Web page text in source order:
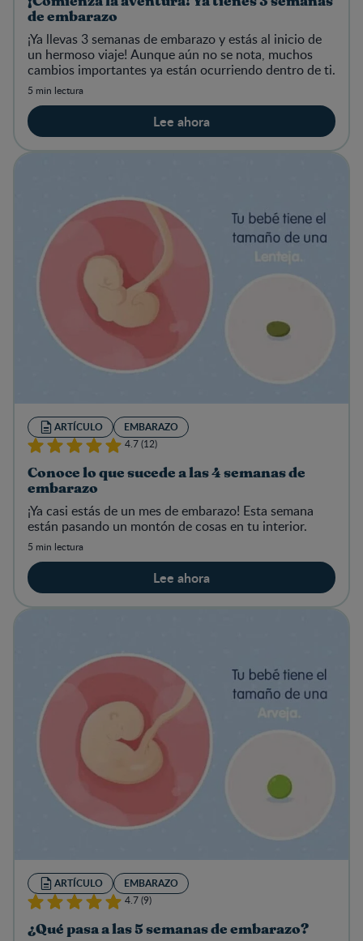
de embarazo
¡Ya llevas 3 semanas de embarazo y estás al inicio de
un hermoso viaje! Aunque aún no se nota, muchos
cambios importantes ya están ocurriendo dentro de ti.
5 min lectura
Lee ahora
ARTÍCULO EMBARAZO
4.7 (12)
Conoce lo que sucede a las 4 semanas de
embarazo
¡Ya casi estás de un mes de embarazo! Esta semana
están pasando un montón de cosas en tu interior.
5 min lectura
Lee ahora
ARTÍCULO EMBARAZO
4.7 (9)
¿Qué pasa a las 5 semanas de embarazo?